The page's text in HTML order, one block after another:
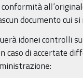
documento cui
idonei controlli
caso di accertate